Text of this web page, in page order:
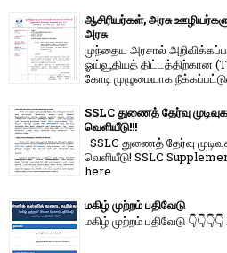
ஆசிரியர்கள், அரசு
அரசு
முந்தைய அரசால்
ஓய்வூதியத் திட்டத்திற்கான
கோடி முழுமையாக
SSLC துணைத் தேர்வு
வெளியீடு!!!
SSLC துணைத் தேர்வு
வெளியீடு! SSLC
here
மகிழ் முற்றம் பதிவேடு
மகிழ் முற்றம் பதிவேடு